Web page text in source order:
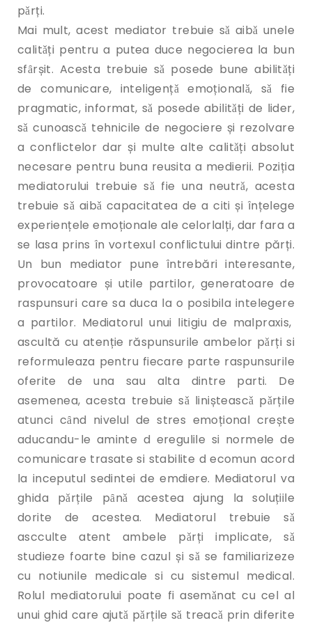
pǎrți.
Mai mult, acest mediator trebuie sǎ aibǎ unele
calitǎți pentru a putea duce negocierea la bun
sfȃrșit. Acesta trebuie sǎ posede bune abilitǎți
de comunicare, inteligențǎ emoționalǎ, sǎ fie
pragmatic, informat, sǎ posede abilitǎți de lider,
sǎ cunoascǎ tehnicile de negociere și rezolvare
a conflictelor dar și multe alte calitǎți absolut
necesare pentru buna reusita a medierii. Poziția
mediatorului trebuie sǎ fie una neutrǎ, acesta
trebuie sǎ aibǎ capacitatea de a citi și înțelege
experiențele emoționale ale celorlalți, dar fara a
se lasa prins în vortexul conflictului dintre părți.
Un bun mediator pune întrebări interesante,
provocatoare și utile partilor, generatoare de
raspunsuri care sa duca la o posibila intelegere
a partilor. Mediatorul unui litigiu de malpraxis,
ascultă cu atenție răspunsurile ambelor pǎrți si
reformuleaza pentru fiecare parte raspunsurile
oferite de una sau alta dintre parti. De
asemenea, acesta trebuie sǎ linișteascǎ pǎrțile
atunci cȃnd nivelul de stres emoțional crește
aducandu-le aminte d eregulile si normele de
comunicare trasate si stabilite d ecomun acord
la inceputul sedintei de emdiere. Mediatorul va
ghida pǎrțile pȃnǎ acestea ajung la soluțiile
dorite de acestea. Mediatorul trebuie sǎ
ascculte atent ambele pǎrți implicate, sǎ
studieze foarte bine cazul și sǎ se familiarizeze
cu notiunile medicale si cu sistemul medical.
Rolul mediatorului poate fi asemǎnat cu cel al
unui ghid care ajutǎ pǎrțile sǎ treacǎ prin diferite